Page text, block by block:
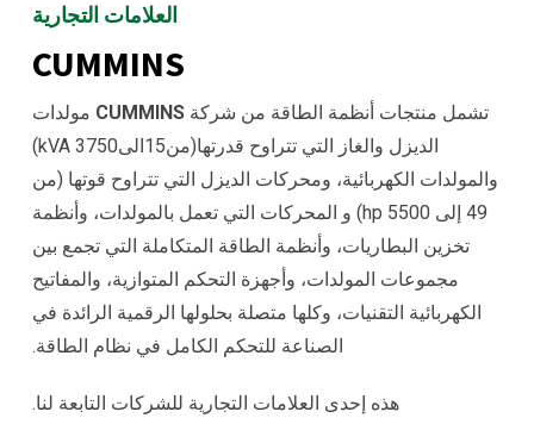
العلامات التجارية
CUMMINS
تشمل منتجات أنظمة الطاقة من شركة CUMMINS مولدات
الديزل والغاز التي تتراوح قدرتها(من15 الى3750
kVA
)
والمولدات الكهربائية، ومحركات الديزل التي تتراوح قوتها (من
49 إلى 5500 hp) و المحركات التي تعمل بالمولدات، وأنظمة
تخزين البطاريات، وأنظمة الطاقة المتكاملة التي تجمع بين
مجموعات المولدات، وأجهزة التحكم المتوازية، والمفاتيح
الكهربائية التقنيات، وكلها متصلة بحلولها الرقمية الرائدة في
الصناعة للتحكم الكامل في نظام الطاقة.
هذه إحدى العلامات التجارية للشركات التابعة لنا.